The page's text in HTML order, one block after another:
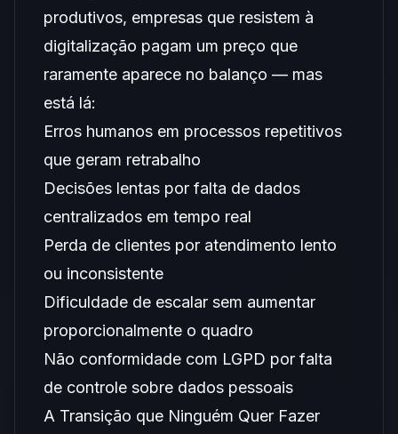
produtivos, empresas que resistem à
digitalização pagam um preço que
raramente aparece no balanço — mas
está lá:
Erros humanos em processos repetitivos
que geram retrabalho
Decisões lentas por falta de dados
centralizados em tempo real
Perda de clientes por atendimento lento
ou inconsistente
Dificuldade de escalar sem aumentar
proporcionalmente o quadro
Não conformidade com LGPD por falta
de controle sobre dados pessoais
A Transição que Ninguém Quer Fazer